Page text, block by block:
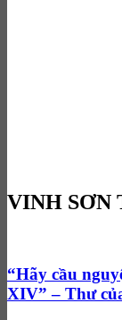
VINH SƠN
“Hãy cầu
XIV” – Thư